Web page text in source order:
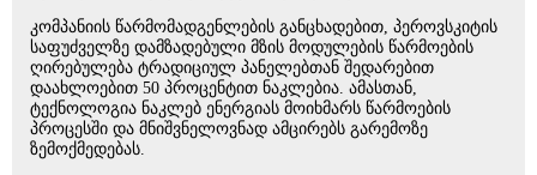
კომპანიის წარმომადგენლების განცხადებით, პეროვსკიტის
საფუძველზე დამზადებული მზის მოდულების წარმოების
ღირებულება ტრადიციულ პანელებთან შედარებით
დაახლოებით 50 პროცენტით ნაკლებია. ამასთან,
ტექნოლოგია ნაკლებ ენერგიას მოიხმარს წარმოების
პროცესში და მნიშვნელოვნად ამცირებს გარემოზე
ზემოქმედებას.